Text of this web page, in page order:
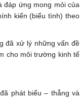
đáp ứng mong mỏi của
kiến (biểu tình) theo
đã xử lý những vấn đề
cho môi trường kinh tế
phát biểu – thẳng và